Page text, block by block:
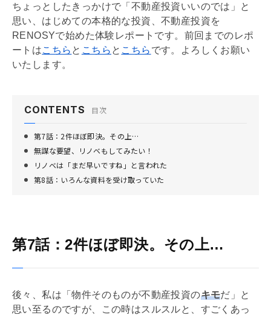
ちょっとしたきっかけで「不動産投資いいのでは」と
思い、はじめての本格的な投資、不動産投資を
RENOSYで始めた体験レポートです。前回までのレポ
ートはこちら と こちら と こちら です。よろしくお願い
いたします。
CONTENTS 目次
第7話：2件ほぼ即決。その上…
無謀な要望、リノベもしてみたい！
リノベは「まだ早いですね」と言われた
第8話：いろんな資料を受け取っていた
第7話：2件ほぼ即決。その上…
後々、私は「物件そのものが不動産投資のキモだ」と
思い至るのですが、この時はスルスルと、すごくあっ